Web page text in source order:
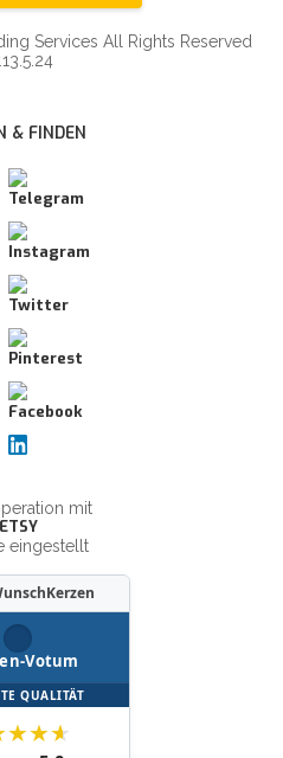
Services All Rights Reserved
& FINDEN
mit
ETSY
eingestellt
Votum
QUALITÄT
★★★